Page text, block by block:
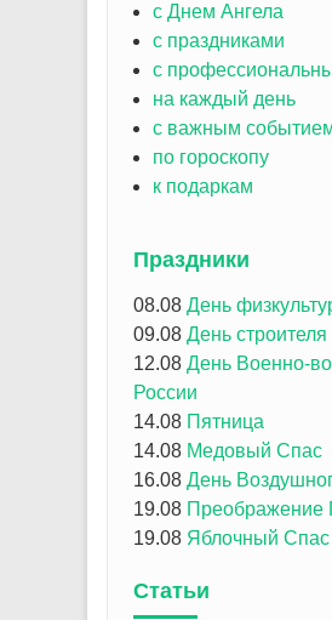
с Днем Ангела
с праздниками
с
на каждый день
с важным
по гороскопу
к подаркам
Праздники
08.08 День
09.08 День строителя
12.08 День Военно-
России
14.08 Пятница
14.08 Медовый Спас
16.08 День
19.08 Преображение
19.08 Яблочный Спас
Статьи